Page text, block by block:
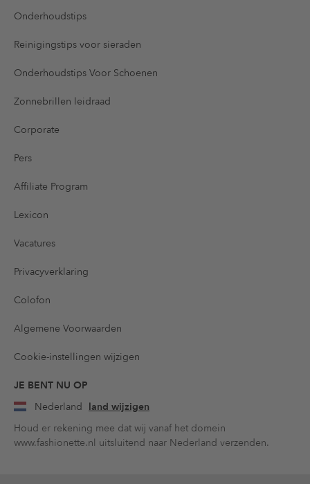
Onderhoudstips
Reinigingstips voor sieraden
Onderhoudstips Voor Schoenen
Zonnebrillen leidraad
Corporate
Pers
Affiliate Program
Lexicon
Vacatures
Privacyverklaring
Colofon
Algemene Voorwaarden
Cookie-instellingen wijzigen
JE BENT NU OP
Nederland land wijzigen
Houd er rekening mee dat wij vanaf het domein
www.fashionette.nl uitsluitend naar Nederland verzenden.